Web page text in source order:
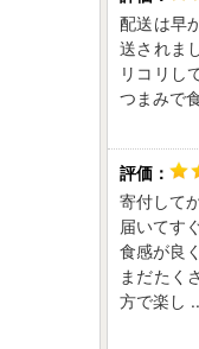
配送は早
送されま
リコリし
つまみで
寄付して
届いてす
食感が良
まだたく
方で楽し